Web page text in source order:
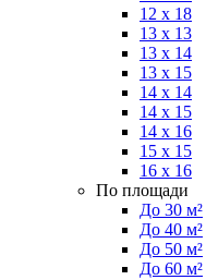
12 x 18
13 x 13
13 x 14
13 x 15
14 x 14
14 x 15
14 x 16
15 x 15
16 x 16
По площади
До 30 м²
До 40 м²
До 50 м²
До 60 м²